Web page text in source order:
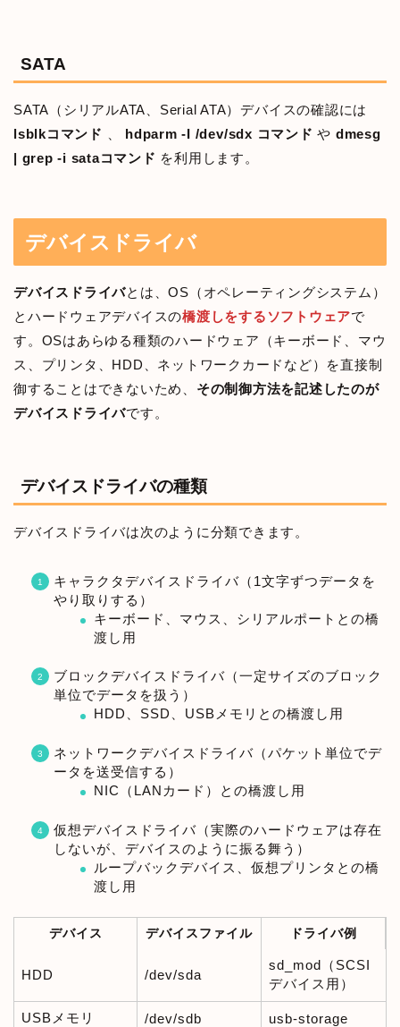
SATA
SATA（シリアルATA、Serial ATA）デバイスの確認には
lsblkコマンド
hdparm -I /dev/sdx コマンド や dmesg
| grep -i sataコマンド を利用します。
デバイスドライバ
デバイスドライバとは、OS（オペレーティングシステム）
とハードウェアデバイスの橋渡しをするソフトウェアで
す。OSはあらゆる種類のハードウェア（キーボード、マウ
ス、プリンタ、HDD、ネットワークカードなど）を直接制
御することはできないため、 その制御方法を記述したのが
デバイスドライバです。
デバイスドライバの種類
デバイスドライバは次のように分類できます。
キャラクタデバイスドライバ（1文字ずつデータを
やり取りする）
キーボード、マウス、シリアルポートとの橋
渡し用
ブロックデバイスドライバ（一定サイズのブロック
単位でデータを扱う）
HDD、SSD、USBメモリとの橋渡し用
ネットワークデバイスドライバ（パケット単位でデ
ータを送受信する）
NIC（LANカード）との橋渡し用
仮想デバイスドライバ（実際のハードウェアは存在
しないが、デバイスのように振る舞う）
ループバックデバイス、仮想プリンタとの橋
渡し用
デバイス デバイスファイル ドライバ例
HDD /dev/sda
sd_mod（SCSI
デバイス用）
USBメモリ /dev/sdb usb-storage